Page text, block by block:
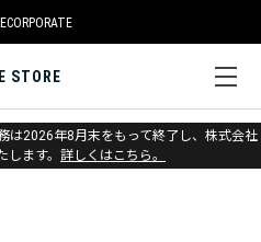
CORPORATE
STORE
は2026年8月末をもって終了し、株式会社
ます。 詳しくはこちら。
イス > クランポン